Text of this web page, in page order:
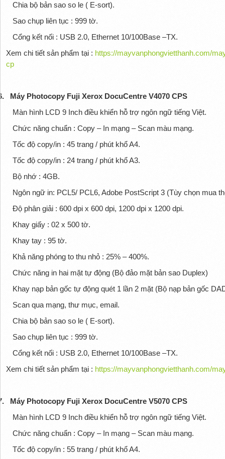
Chia bộ bản sao so le ( E-sort).
Sao chụp liên tục : 999 tờ.
Cổng kết nối : USB 2.0, Ethernet 10/100Base –TX.
Xem chi tiết sản phẩm tại : https://mayvanphongvietthanh.com/
cp
Máy Photocopy Fuji Xerox DocuCentre V4070 CPS
Màn hình LCD 9 Inch điều khiển hỗ trợ ngôn ngữ tiếng Việt.
Chức năng chuẩn : Copy – In mạng – Scan màu mạng.
Tốc độ copy/in : 45 trang / phút khổ A4.
Tốc độ copy/in : 24 trang / phút khổ A3.
Bộ nhớ : 4GB.
Ngôn ngữ in: PCL5/ PCL6, Adobe PostScript 3 (Tùy chọn mua
Độ phân giải : 600 dpi x 600 dpi, 1200 dpi x 1200 dpi.
Khay giấy : 02 x 500 tờ.
Khay tay : 95 tờ.
Khả năng phóng to thu nhỏ : 25% – 400%.
Chức năng in hai mặt tự động (Bộ đảo mặt bản sao Duplex)
Khay nạp bản gốc tự động quét 1 lần 2 mặt (Bộ nạp bản gốc
Scan qua mạng, thư mục, email.
Chia bộ bản sao so le ( E-sort).
Sao chụp liên tục : 999 tờ.
Cổng kết nối : USB 2.0, Ethernet 10/100Base –TX.
Xem chi tiết sản phẩm tại : https://mayvanphongvietthanh.com/
Máy Photocopy Fuji Xerox DocuCentre V5070 CPS
Màn hình LCD 9 Inch điều khiển hỗ trợ ngôn ngữ tiếng Việt.
Chức năng chuẩn : Copy – In mạng – Scan màu mạng.
Tốc độ copy/in : 55 trang / phút khổ A4.